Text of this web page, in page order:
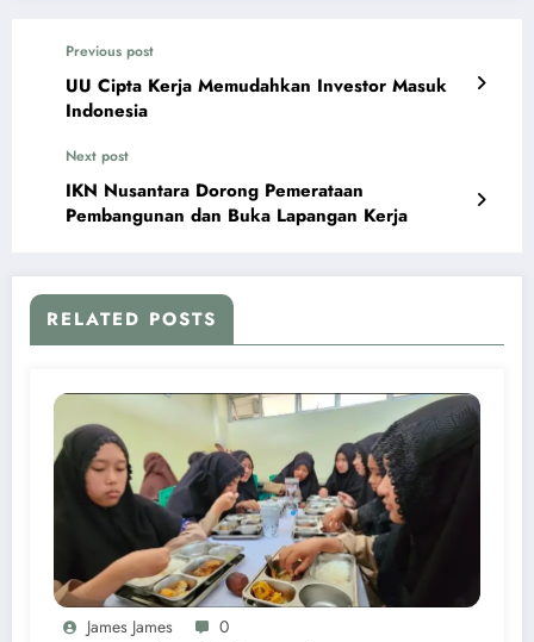
Previous post
UU Cipta Kerja Memudahkan Investor Masuk
Indonesia
Next post
IKN Nusantara Dorong Pemerataan
Pembangunan dan Buka Lapangan Kerja
RELATED POSTS
James James 0